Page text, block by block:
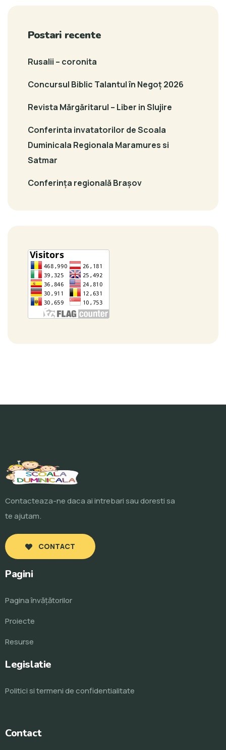
Postari recente
Rusalii – coronita
Concursul Biblic Talantul în Negoț 2026
Revista Mărgăritarul – Liber in Slujire
Conferinta invatatorilor de Scoala
Duminicala Regionala Maramures si
Satmar
Conferința regională Brașov
Contacteaza-ne daca ai intrebari sau doresti sa
te ajutam.
CONTACT
Pagini
Pagina învăţătorilor
Proiecte
Resurse
Legislatie
Politici si termeni de confidentialitate
Contact